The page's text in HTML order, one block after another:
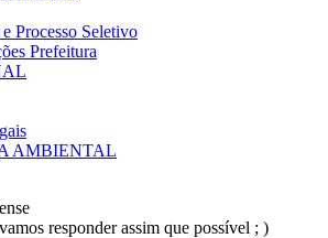
Processo Seletivo
Prefeitura
AMBIENTAL
responder assim que possível ; )